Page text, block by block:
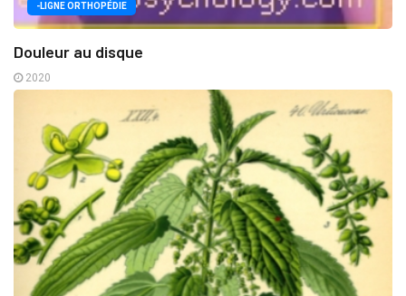
-LIGNE ORTHOPÉDIE
Douleur au disque
2020